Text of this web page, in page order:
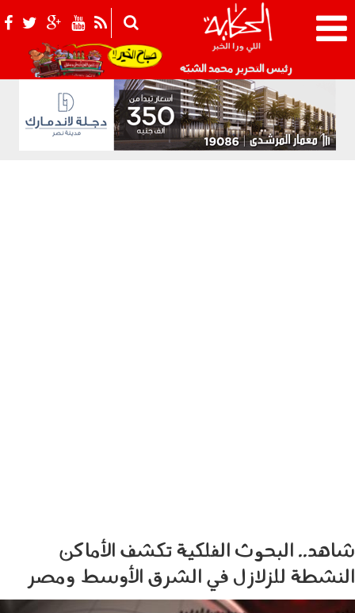
رئيس التحرير محمد الشبّه 021_2.png
شاهد.. البحوث الفلكية تكشف الأماكن
النشطة للزلازل في الشرق الأوسط ومصر